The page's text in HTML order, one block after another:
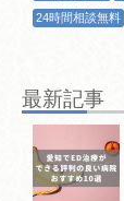
24時間相談無料
最新記事